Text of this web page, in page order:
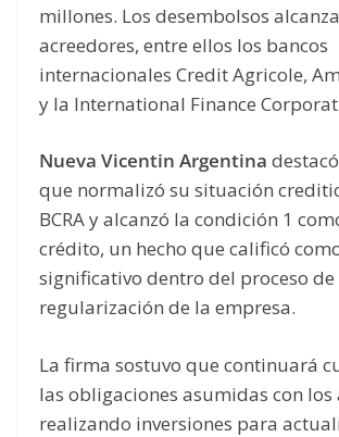
millones. Los desembolsos
acreedores, entre ellos los bancos
internacionales Credit Agricole,
y la International Finance
Nueva Vicentin Argentina
que normalizó su situación
BCRA y alcanzó la condición 1
crédito, un hecho que calificó
significativo dentro del proceso de
regularización de la empresa.
La firma sostuvo que continuará
las obligaciones asumidas con los
realizando inversiones para